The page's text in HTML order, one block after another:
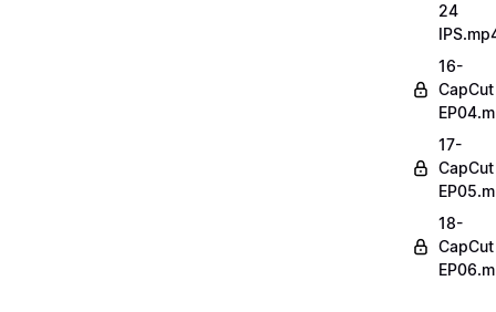
24
16-
CapCut
17-
CapCut
18-
CapCut